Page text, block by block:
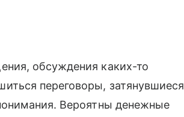
обсуждения каких-то
переговоры, затянувшиеся
Вероятны денежные